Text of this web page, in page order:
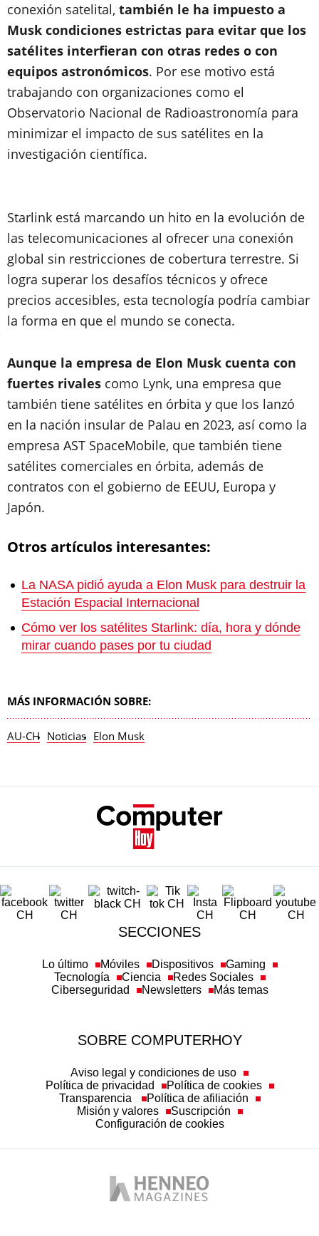
conexión satelital, también le ha impuesto a
Musk condiciones estrictas para evitar que los
satélites interfieran con otras redes o con
equipos astronómicos. Por ese motivo está
trabajando con organizaciones como el
Observatorio Nacional de Radioastronomía para
minimizar el impacto de sus satélites en la
investigación científica.
Starlink está marcando un hito en la evolución de
las telecomunicaciones al ofrecer una conexión
global sin restricciones de cobertura terrestre. Si
logra superar los desafíos técnicos y ofrece
precios accesibles, esta tecnología podría cambiar
la forma en que el mundo se conecta.
Aunque la empresa de Elon Musk cuenta con
fuertes rivales como Lynk, una empresa que
también tiene satélites en órbita y que los lanzó
en la nación insular de Palau en 2023, así como la
empresa AST SpaceMobile, que también tiene
satélites comerciales en órbita, además de
contratos con el gobierno de EEUU, Europa y
Japón.
Otros artículos interesantes:
La NASA pidió ayuda a Elon Musk para destruir la
Estación Espacial Internacional
Cómo ver los satélites Starlink: día, hora y dónde
mirar cuando pases por tu ciudad
MÁS INFORMACIÓN SOBRE:
AU-CH Noticias Elon Musk
SECCIONES
Lo último Móviles Dispositivos
Gaming
Tecnología
Ciencia
Redes Sociales
Ciberseguridad
Newsletters Más temas
SOBRE COMPUTERHOY
Aviso legal y condiciones de uso
Política de privacidad
Política de cookies
Transparencia
Política de afiliación
Misión y valores
Suscripción
Configuración de cookies